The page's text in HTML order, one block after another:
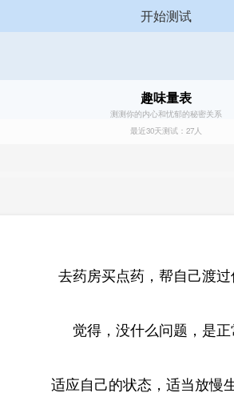
开始测试
趣味量表
测测你的内心和忧郁的秘密关系
最近30天测试：27人
去药房买点药，帮自己渡
觉得，没什么问题，是
适应自己的状态，适当放慢